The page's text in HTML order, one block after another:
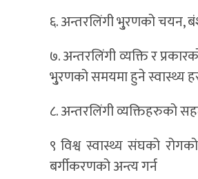
६. अन्तरलिंगी भु्रणको चयन,
७. अन्तरलिंगी व्यक्ति र
भु्रणको समयमा हुने स्वास्थ्य
८. अन्तरलिंगी व्यक्तिहरुको
९ विश्व स्वास्थ्य संघको
बर्गीकरणको अन्त्य गर्न